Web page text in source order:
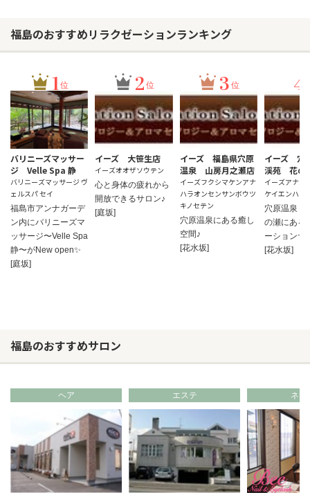
福島のおすすめリラクゼーションランキング
1位
バリニーズマッサー
ジ Velle Spa 静
バリニーズマッサージ ヴ
ェルスパ セイ
福島市アンナガーデ
ン内にバリニーズマ
ッサージ〜Velle Spa
静〜がNew open✨
[庭坂]
2 位
イーズ 大笹生店
イーズオオザソウテン
心と身体の疲れから
開放できるサロン♪
[庭坂]
3 位
イーズ 福島県穴原
温泉 山房月之瀬店
イーズフクシマケンアナ
ハラオンセンサンボウツ
キノセテン
穴原温泉にある癒し
空間♪
[花水坂]
4
イーズ 穴
渓苑 花の
イーズアナハ
ケイエンハナ
穴原温泉
の瀬にある
ーション
[花水坂]
福島のおすすめサロン
ヘア エステ ネイ